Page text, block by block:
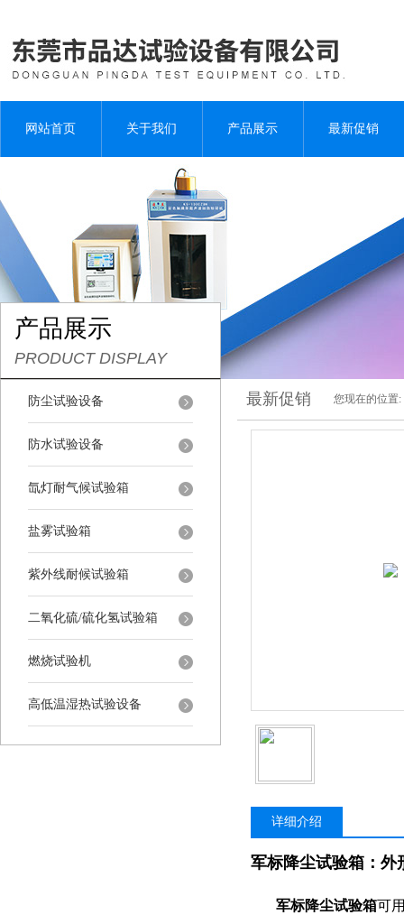
网站首页 关于我们 产品展示 最新促销
产品展示
PRODUCT DISPLAY
防尘试验设备
防水试验设备
氙灯耐气候试验箱
盐雾试验箱
紫外线耐候试验箱
二氧化硫/硫化氢试验箱
燃烧试验机
高低温湿热试验设备
最新促销 您现在的位置:
详细介绍
军标降尘试验箱 ：
军标降尘试验箱可